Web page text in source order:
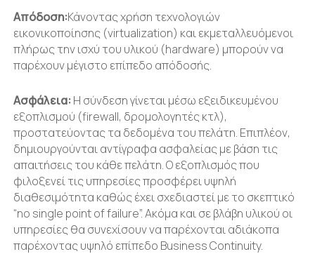
Απόδοση:Κάνοντας χρήση τεχνολογιών
εικονικοποίησης (virtualization) και εκμεταλλευόμενοι
πλήρως την ισχύ του υλικού (hardware) μπορούν να
παρέχουν μέγιστο επίπεδο απόδοσής.
Ασφάλεια:Η σύνδεση γίνεται μέσω εξειδικευμένου
εξοπλισμού (firewall, δρομολογητές κτλ),
προστατεύοντας τα δεδομένα του πελάτη. Επιπλέον,
δημιουργούνται αντίγραφα ασφαλείας με βάση τις
απαιτήσεις του κάθε πελάτη. Ο εξοπλισμός που
φιλοξενεί τις υπηρεσίες προσφέρει υψηλή
διαθεσιμότητα καθώς έχει σχεδιαστεί με το σκεπτικό
“no single point of failure”. Ακόμα και σε βλάβη υλικού οι
υπηρεσίες θα συνεχίσουν να παρέχονται αδιάκοπα
παρέχοντας υψηλό επίπεδο Business Continuity.